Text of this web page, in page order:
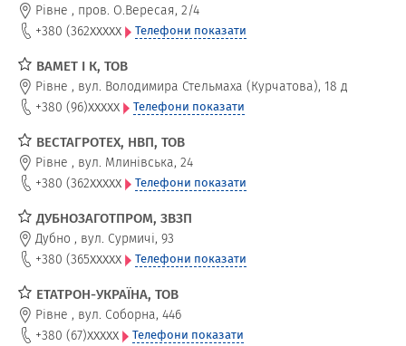
Рівне , пров. О.Вересая, 2/4
+380 (362xxxxx Телефони показати
ВАМЕТ І К, ТОВ
Рівне , вул. Володимира Стельмаха (Курчатова), 18 д
+380 (96)xxxxx Телефони показати
ВЕСТАГРОТЕХ, НВП, ТОВ
Рівне , вул. Млинівська, 24
+380 (362xxxxx Телефони показати
ДУБНОЗАГОТПРОМ, ЗВЗП
Дубно , вул. Сурмичі, 93
+380 (365xxxxx Телефони показати
ЕТАТРОН-УКРАЇНА, ТОВ
Рівне , вул. Соборна, 446
+380 (67)xxxxx Телефони показати